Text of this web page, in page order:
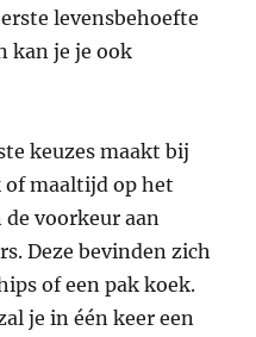
levensbehoefte
kan je je ook
keuzes maakt bij
of maaltijd op het
de voorkeur aan
Deze bevinden zich
of een pak koek.
je in één keer een